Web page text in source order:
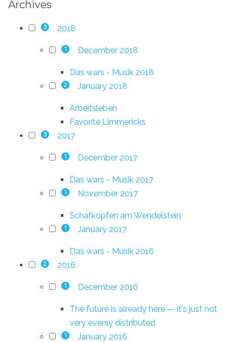
Archives
3 2018
1 December 2018
Das wars - Musik 2018
2 January 2018
Arbeitsleben
Favorite Limmericks
3 2017
1 December 2017
Das wars - Musik 2017
1 November 2017
Schafkopfen am Wendelstein
1 January 2017
Das wars - Musik 2016
2 2016
1 December 2016
The future is already here — it's just not
very evenly distributed
1 January 2016